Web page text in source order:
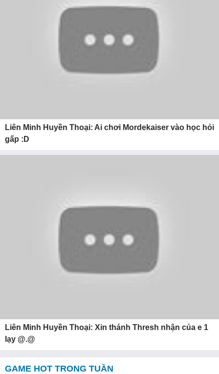
Liên Minh Huyền Thoại: Ai chơi Mordekaiser vào học hỏi
gấp :D
Liên Minh Huyền Thoại: Xin thánh Thresh nhận của e 1
lạy @.@
GAME HOT TRONG TUẦN